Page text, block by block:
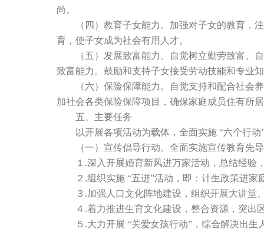
尚。
（四）教育子女能力。加强对子女的教育，注
育，使子女成为社会有用人才。
（五）发展致富能力。自觉树立勤劳致富、自
致富能力。鼓励和支持子女接受劳动技能和专业
（六）保险保障能力。自觉支持和配合社会养
加社会各类保险保障项目，确保家庭成员住有所
五、主要任务
以开展各项活动为载体，全面实施 “六个行动
（一）宣传倡导行动。全面实施宣传教育先导
１.深入开展婚育新风进万家活动，总结经验
２.组织实施 “五进”活动，即：计生政策进家
３.加强人口文化阵地建设，组织开展大讲堂
４.着力推进生育文化建设，整合资源，突出
５.大力开展 “关爱女孩行动”，综合解决出生